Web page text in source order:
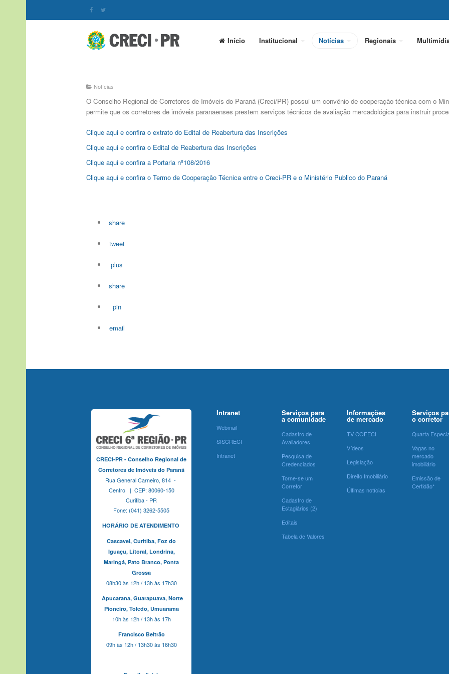
Início Institucional Notícias Regionais
Notícias
O Conselho Regional de Corretores de Imóveis do Paraná (Creci/PR) possui um convênio de cooperação técnica com o
permite que os corretores de imóveis paranaenses prestem serviços técnicos de avaliação mercadológica para instruir
Clique aqui e confira o extrato do Edital de Reabertura das Inscrições
Clique aqui e confira o Edital de Reabertura das Inscrições
Clique aqui e confira a Portaria nº108/2016
Clique aqui e confira o Termo de Cooperação Técnica entre o Creci-PR e o Ministério Publico do Paraná
share
tweet
plus
share
pin
email
CRECI-PR - Conselho Regional de
Corretores de Imóveis do Paraná
Rua General Carneiro, 814 -
Centro | CEP: 80060-150
Curitiba - PR
Fone: (041) 3262-5505
HORÁRIO DE ATENDIMENTO
Cascavel, Curitiba, Foz do
Iguaçu, Litoral, Londrina,
Maringá, Pato Branco, Ponta
Grossa
08h30 às 12h / 13h às 17h30
Apucarana, Guarapuava, Norte
Pioneiro, Toledo, Umuarama
10h às 12h / 13h às 17h
Francisco Beltrão
09h às 12h / 13h30 às 16h30
Intranet
Webmail
SISCRECI
Intranet
Serviços para
a comunidade
Cadastro de
Avaliadores
Pesquisa de
Credenciados
Torne-se um
Corretor
Cadastro de
Estagiários (2)
Editais
Tabela de Valores
Informações
de mercado
TV COFECI
Vídeos
Legislação
Direito Imobiliário
Últimas notícias
Serviços
o corretor
Quarta
Vagas no
mercado
imobiliário
Emissão de
Certidão*